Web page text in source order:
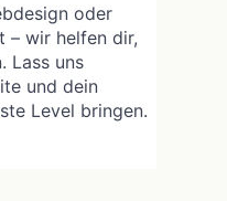
oder
– wir helfen dir,
Lass uns
und dein
Level bringen.